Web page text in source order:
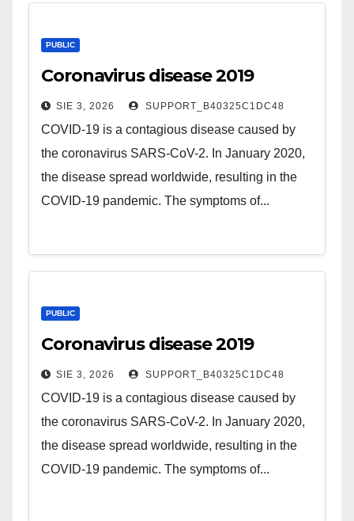
PUBLIC
Coronavirus disease 2019
SIE 3, 2026 SUPPORT_B40325C1DC48
COVID-19 is a contagious disease caused by
the coronavirus SARS-CoV-2. In January 2020,
the disease spread worldwide, resulting in the
COVID-19 pandemic. The symptoms of...
PUBLIC
Coronavirus disease 2019
SIE 3, 2026 SUPPORT_B40325C1DC48
COVID-19 is a contagious disease caused by
the coronavirus SARS-CoV-2. In January 2020,
the disease spread worldwide, resulting in the
COVID-19 pandemic. The symptoms of...